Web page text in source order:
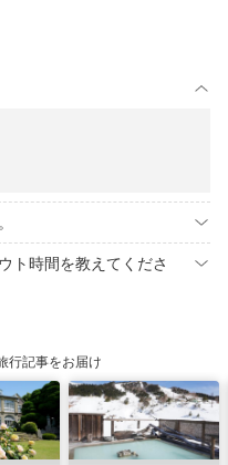
ト時間を教えてくださ
行記事をお届け